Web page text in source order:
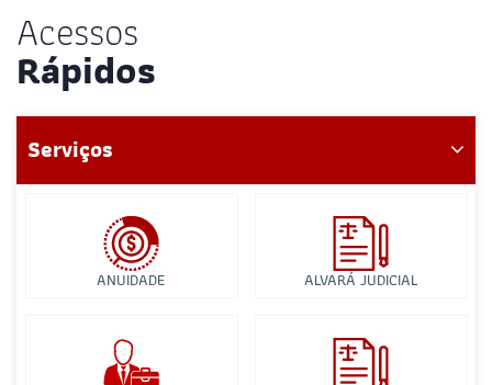
Acessos
Rápidos
Serviços
ANUIDADE ALVARÁ JUDICIAL